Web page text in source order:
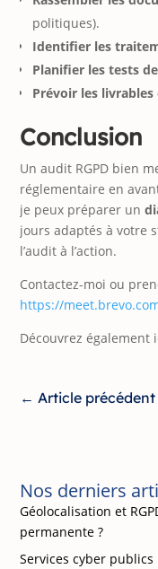
politiques).
Identifier les
Planifier les tests
Prévoir les
Conclusion
Un audit RGPD bien
réglementaire en
je peux préparer un
jours adaptés à votre
l’audit à l’action.
Contactez-moi ou
https://
Découvrez également
← Article précédent
Nos derniers
Géolocalisation et
permanente ?
Services cyber publics